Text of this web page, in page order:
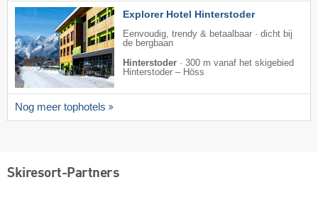
Explorer Hotel Hinterstoder
Eenvoudig, trendy & betaalbaar · dicht bij
de bergbaan
Hinterstoder · 300 m vanaf het skigebied
Hinterstoder – Höss
Nog meer tophotels
Skiresort-Partners